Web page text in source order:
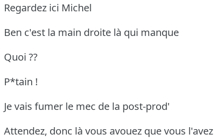
Regardez ici Michel
Ben c'est la main droite là qui manque
Quoi ??
P*tain !
Je vais fumer le mec de la post-prod'
Attendez, donc là vous avouez que vous l'avez